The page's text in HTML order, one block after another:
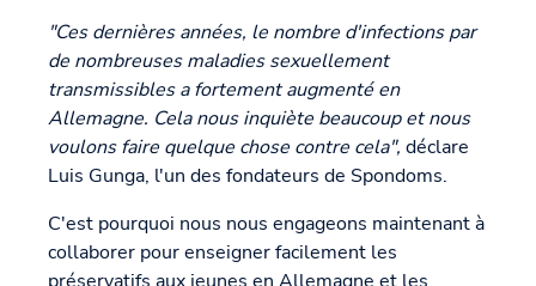
"Ces dernières années, le nombre d'infections par
de nombreuses maladies sexuellement
transmissibles a fortement augmenté en
Allemagne. Cela nous inquiète beaucoup et nous
voulons faire quelque chose contre cela", déclare
Luis Gunga, l'un des fondateurs de Spondoms.
C'est pourquoi nous nous engageons maintenant à
collaborer pour enseigner facilement les